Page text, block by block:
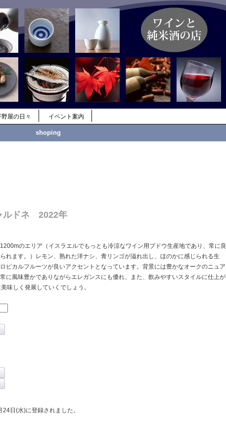
屋の日々 イベント案内
shoping
ルドネ 2022年
のエリア（イスラエルでもっとも冷涼なワイン用ブドウ生産地であり、常に良
れます。）レモン、熟れた洋ナシ、青リンゴが溢れ出し、ほのかに感じられる生
ピカルフルーツが良いアクセントとなっています。背景には豊かなオークのニュア
に風味豊かでありながらエレガンスにも優れ、また、飲みやすいスタイルに仕上が
味しく発展していくでしょう。
日(水)に登録されました。